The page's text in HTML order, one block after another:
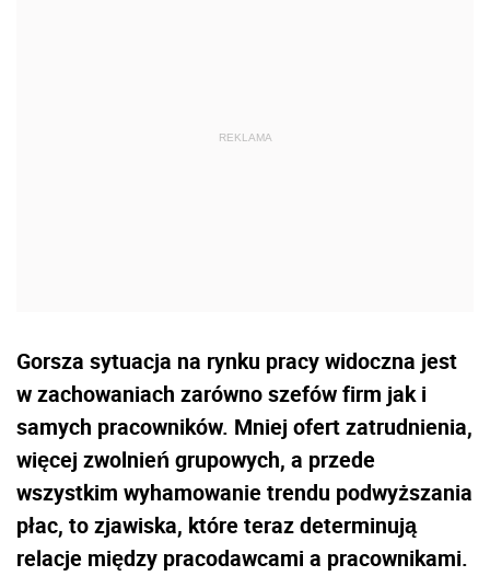
Gorsza sytuacja na rynku pracy widoczna jest
w zachowaniach zarówno szefów firm jak i
samych pracowników. Mniej ofert zatrudnienia,
więcej zwolnień grupowych, a przede
wszystkim wyhamowanie trendu podwyższania
płac, to zjawiska, które teraz determinują
relacje między pracodawcami a pracownikami.